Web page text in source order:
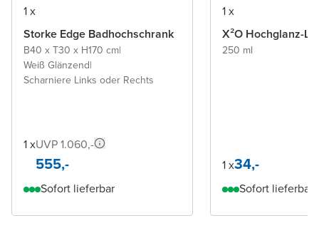
1 x
Storke Edge Badhochschrank
B40 x T30 x H170 cm|
Weiß Glänzend|
Scharniere Links oder Rechts
1 xUVP 1.060,-
555,-
Sofort lieferbar
1 x
X²O Hochglanz-
250 ml
1 x34,-
Sofort lieferbar